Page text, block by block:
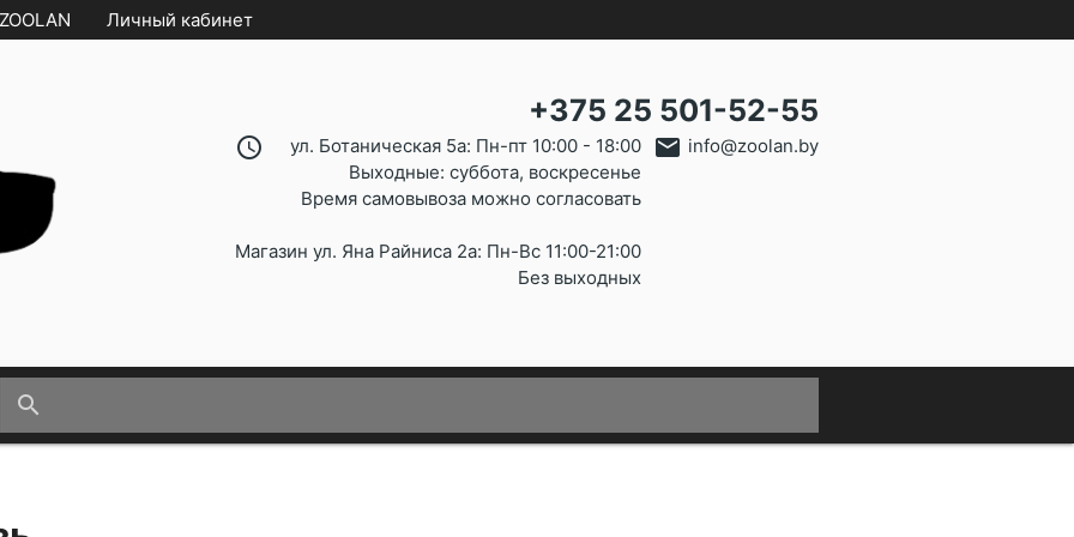
Личный кабинет
+375 25 501-52-55
email info@zoolan.by
access_time
ул. Ботаническая 5а: Пн-пт 10:00 - 18:00
Выходные: суббота, воскресенье
Время самовывоза можно согласовать
Магазин ул. Яна Райниса 2а: Пн-Вс 11:00-21:00
Без выходных
search